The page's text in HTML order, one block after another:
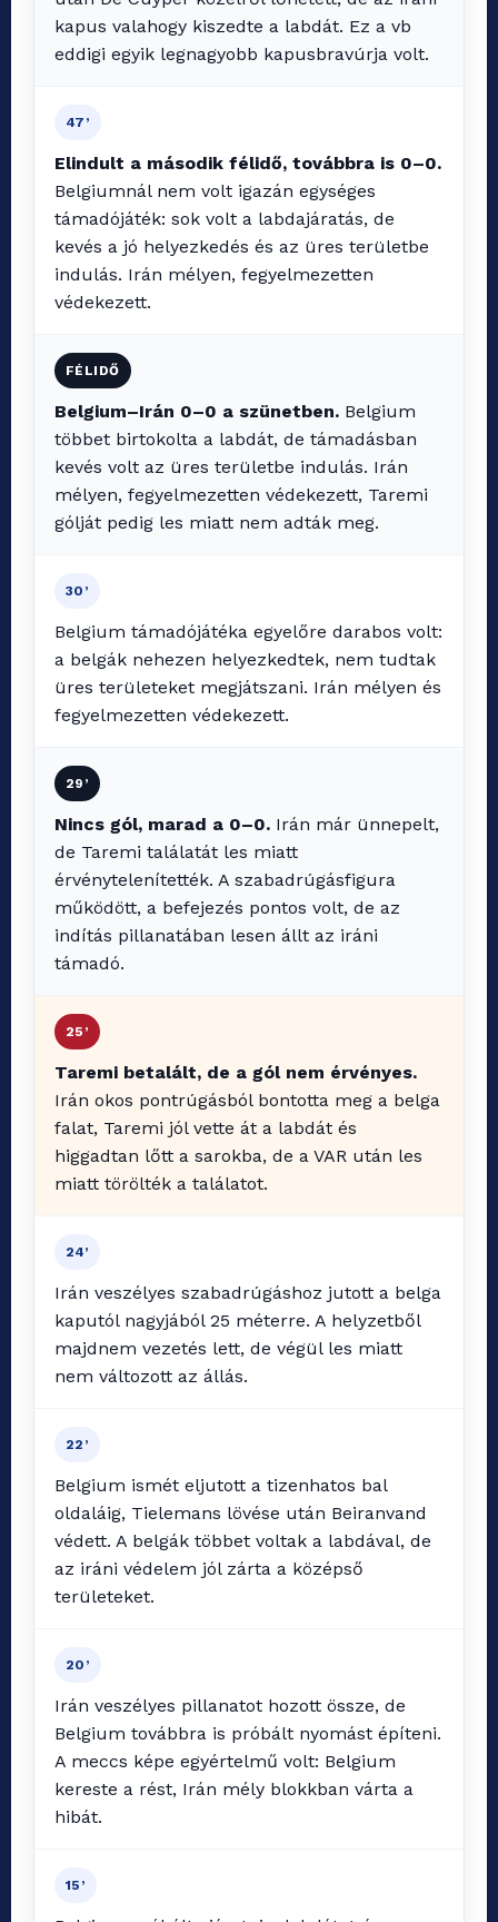
kapus valahogy kiszedte a labdát. Ez a vb
eddigi egyik legnagyobb kapusbravúrja volt.
47’
Elindult a második félidő, továbbra is 0–0.
Belgiumnál nem volt igazán egységes
támadójáték: sok volt a labdajáratás, de
kevés a jó helyezkedés és az üres területbe
indulás. Irán mélyen, fegyelmezetten
védekezett.
FÉLIDŐ
Belgium–Irán 0–0 a szünetben. Belgium
többet birtokolta a labdát, de támadásban
kevés volt az üres területbe indulás. Irán
mélyen, fegyelmezetten védekezett, Taremi
gólját pedig les miatt nem adták meg.
30’
Belgium támadójátéka egyelőre darabos volt:
a belgák nehezen helyezkedtek, nem tudtak
üres területeket megjátszani. Irán mélyen és
fegyelmezetten védekezett.
29’
Nincs gól, marad a 0–0. Irán már ünnepelt,
de Taremi találatát les miatt
érvénytelenítették. A szabadrúgásfigura
működött, a befejezés pontos volt, de az
indítás pillanatában lesen állt az iráni
támadó.
25’
Taremi betalált, de a gól nem érvényes.
Irán okos pontrúgásból bontotta meg a belga
falat, Taremi jól vette át a labdát és
higgadtan lőtt a sarokba, de a VAR után les
miatt törölték a találatot.
24’
Irán veszélyes szabadrúgáshoz jutott a belga
kaputól nagyjából 25 méterre. A helyzetből
majdnem vezetés lett, de végül les miatt
nem változott az állás.
22’
Belgium ismét eljutott a tizenhatos bal
oldaláig, Tielemans lövése után Beiranvand
védett. A belgák többet voltak a labdával, de
az iráni védelem jól zárta a középső
területeket.
20’
Irán veszélyes pillanatot hozott össze, de
Belgium továbbra is próbált nyomást építeni.
A meccs képe egyértelmű volt: Belgium
kereste a rést, Irán mély blokkban várta a
hibát.
15’